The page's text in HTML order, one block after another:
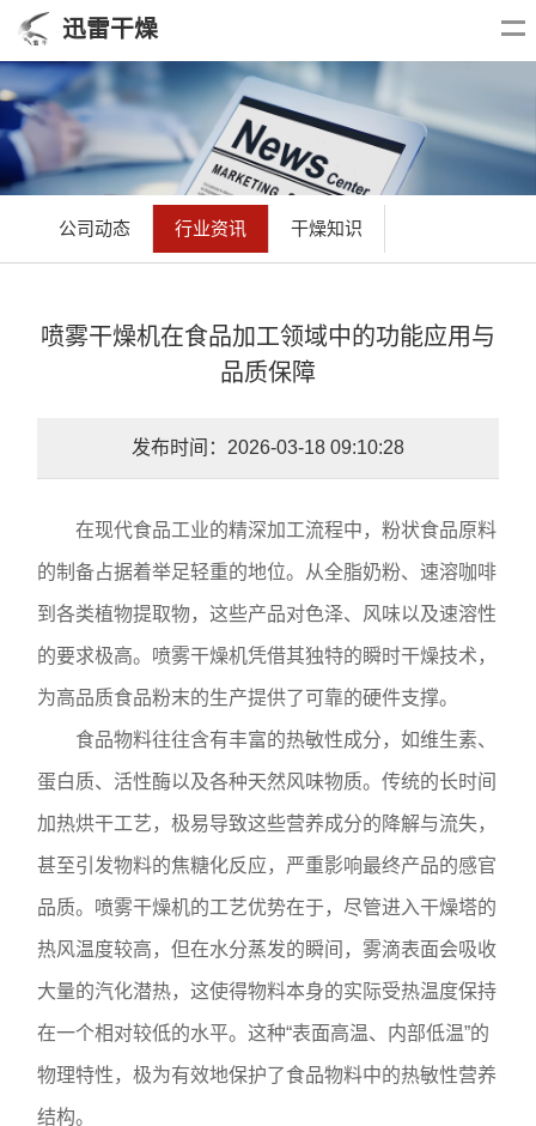
迅雷干燥
公司动态 行业资讯 干燥知识
喷雾干燥机在食品加工领域中的功能应用与
品质保障
发布时间：2026-03-18 09:10:28
在现代食品工业的精深加工流程中，粉状食品原料
的制备占据着举足轻重的地位。从全脂奶粉、速溶咖啡
到各类植物提取物，这些产品对色泽、风味以及速溶性
的要求极高。喷雾干燥机凭借其独特的瞬时干燥技术，
为高品质食品粉末的生产提供了可靠的硬件支撑。
食品物料往往含有丰富的热敏性成分，如维生素、
蛋白质、活性酶以及各种天然风味物质。传统的长时间
加热烘干工艺，极易导致这些营养成分的降解与流失，
甚至引发物料的焦糖化反应，严重影响最终产品的感官
品质。喷雾干燥机的工艺优势在于，尽管进入干燥塔的
热风温度较高，但在水分蒸发的瞬间，雾滴表面会吸收
大量的汽化潜热，这使得物料本身的实际受热温度保持
在一个相对较低的水平。这种“表面高温、内部低温”的
物理特性，极为有效地保护了食品物料中的热敏性营养
结构。